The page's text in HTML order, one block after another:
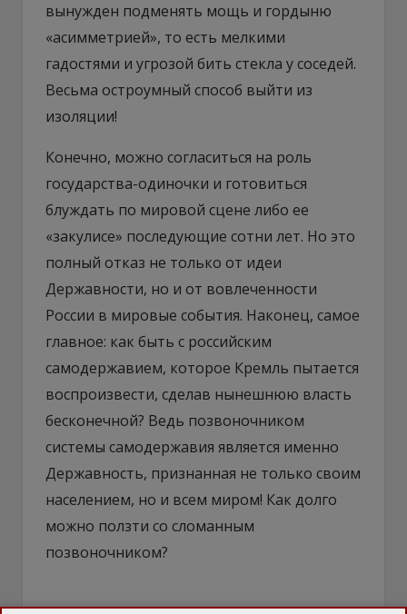
вынужден подменять мощь и гордыню
«асимметрией», то есть мелкими
гадостями и угрозой бить стекла у соседей.
Весьма остроумный способ выйти из
изоляции!
Конечно, можно согласиться на роль
государства-одиночки и готовиться
блуждать по мировой сцене либо ее
«закулисе» последующие сотни лет. Но это
полный отказ не только от идеи
Державности, но и от вовлеченности
России в мировые события. Наконец, самое
главное: как быть с российским
самодержавием, которое Кремль пытается
воспроизвести, сделав нынешнюю власть
бесконечной? Ведь позвоночником
системы самодержавия является именно
Державность, признанная не только своим
населением, но и всем миром! Как долго
можно ползти со сломанным
позвоночником?